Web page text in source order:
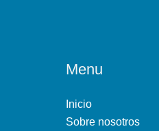
Menu
Inicio
Sobre nosotros